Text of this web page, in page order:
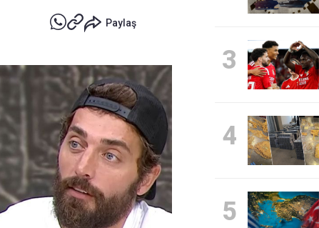
Paylaş
3
4
5